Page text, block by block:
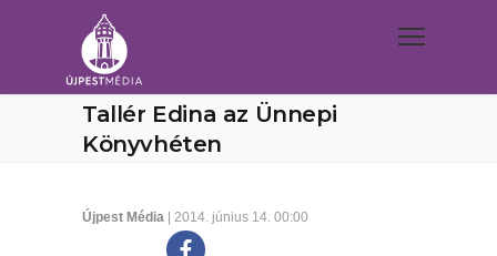
Tallér Edina az Ünnepi
Könyvhéten
Újpest Média | 2014. június 14. 00:00